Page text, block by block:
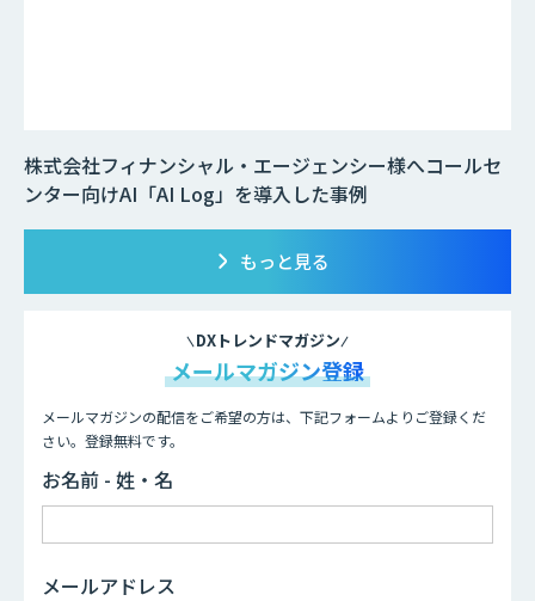
株式会社フィナンシャル・エージェンシー様へコールセ
ンター向けAI「AI Log」を導入した事例
もっと見る
DXトレンドマガジン
メールマガジン登録
メールマガジンの配信をご希望の方は、下記フォームよりご登録くだ
さい。登録無料です。
お名前 - 姓・名
メールアドレス